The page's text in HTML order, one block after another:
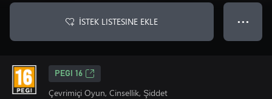
İSTEK LISTESINE EKLE ● ● ●
PEGI 16
Çevrimiçi Oyun, Cinsellik, Şiddet